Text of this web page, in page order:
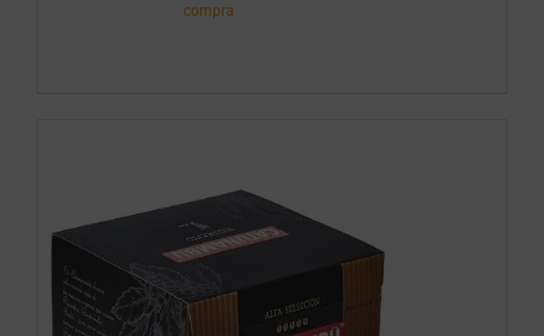
compra